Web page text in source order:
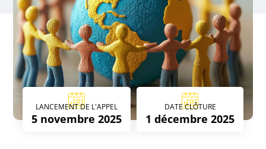
LANCEMENT DE L'APPEL
5 novembre 2025
DATE CLÔTURE
1 décembre 2025